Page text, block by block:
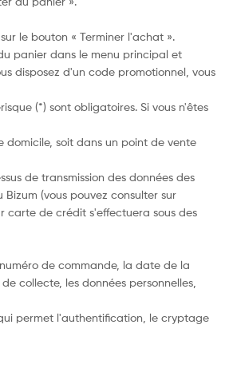
le bouton « Terminer l'achat ».
panier dans le menu principal et
disposez d'un code promotionnel, vous
(*) sont obligatoires. Si vous n'êtes
domicile, soit dans un point de vente
de transmission des données des
(vous pouvez consulter sur
carte de crédit s'effectuera sous des
de commande, la date de la
collecte, les données personnelles,
permet l'authentification, le cryptage